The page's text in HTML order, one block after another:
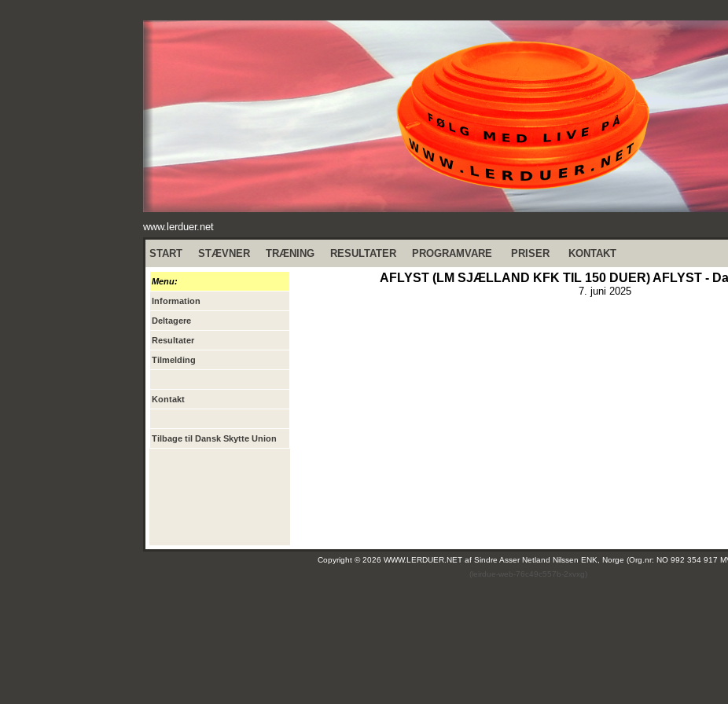
www.lerduer.net
START STÆVNER TRÆNING RESULTATER PROGRAMVARE PRISER KONTAKT
Menu:
Information
Deltagere
Resultater
Tilmelding
Kontakt
Tilbage til Dansk Skytte Union
AFLYST (LM SJÆLLAND KFK TIL 150 DUER) AFLYST -
7. juni 2025
Copyright © 2026 WWW.LERDUER.NET af Sindre Asser Netland Nilssen ENK, Norge (Org.nr: NO 992 354 917
(leirdue-web-76c49c557b-2xvxg)